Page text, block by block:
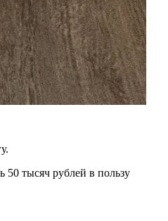
50 тысяч рублей в пользу